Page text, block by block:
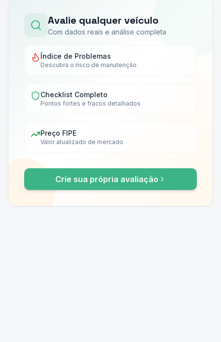
Avalie qualquer veículo
Com dados reais e análise completa
Índice de Problemas
Descubra o risco de manutenção
Checklist Completo
Pontos fortes e fracos detalhados
Preço FIPE
Valor atualizado de mercado
Crie sua própria avaliação